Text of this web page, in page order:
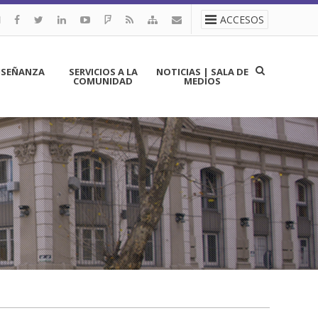
ACCESOS
SERVICIOS A LA
COMUNIDAD
NOTICIAS | SALA DE
MEDIOS